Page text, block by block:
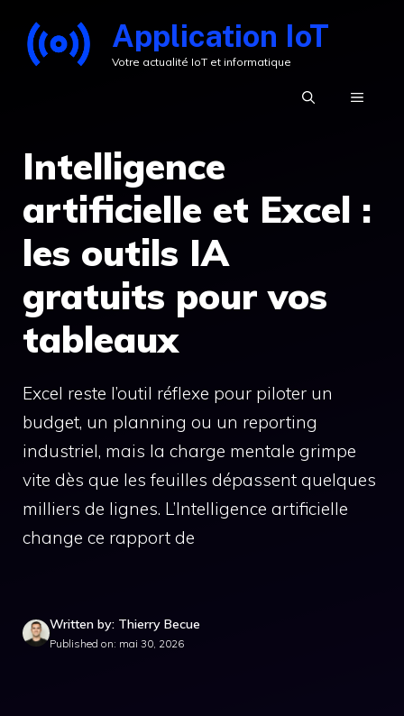
contenu
Application IoT
Votre actualité IoT et informatique
MENU
Intelligence
artificielle et Excel :
les outils IA
gratuits pour vos
tableaux
Excel reste l’outil réflexe pour piloter un
budget, un planning ou un reporting
industriel, mais la charge mentale grimpe
vite dès que les feuilles dépassent quelques
milliers de lignes. L’Intelligence artificielle
change ce rapport de
Written by: Thierry Becue
Published on: mai 30, 2026